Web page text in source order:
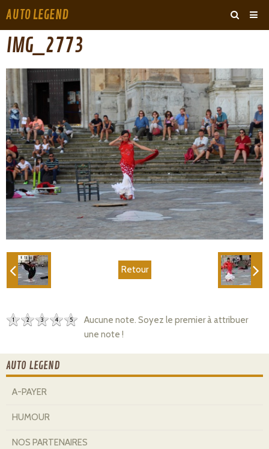
AUTO LEGEND
ARCHIVES
‹ ›
IMG_2773
Retour
1 2 3 4 5
Aucune note. Soyez le premier à attribuer
une note !
AUTO LEGEND
A-PAYER
HUMOUR
NOS PARTENAIRES